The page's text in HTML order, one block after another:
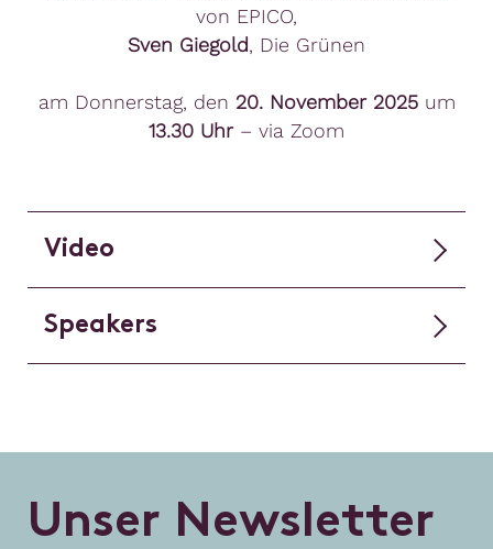
von EPICO,
Sven Giegold, Die Grünen
am Donnerstag, den 20. November 2025 um
13.30 Uhr – via Zoom
Video
Speakers
Unser Newsletter